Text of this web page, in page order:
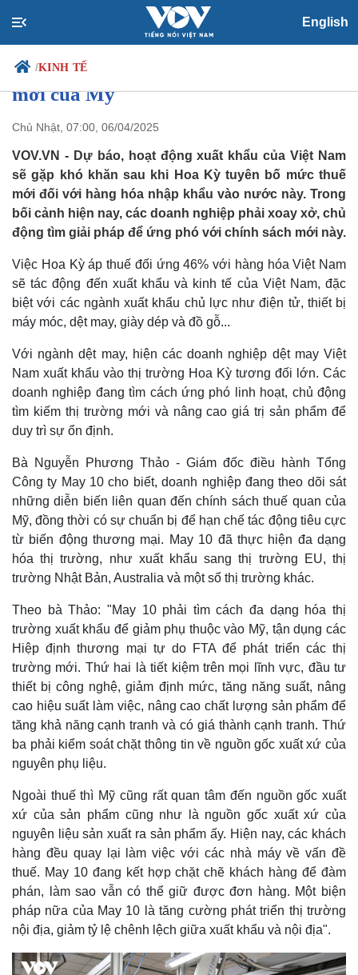
English
/KINH TẾ
Chính trị
Đảng
Tổ chức nhân sự
Quốc hội
Nhận diện sự thật
Xã hội
Tin 24h
Dự báo thời tiết
Giáo dục
Dấu ấn VOV
Việc làm
Biển đảo
Quan sát
Cuộc sống đó đây
Hồ sơ
Video
Ảnh
E-Magazine
Infographic
Doanh nghiệp dệt may, da giày tìm
giải pháp ứng phó với chính sách thuế
mới của Mỹ
Chủ Nhật, 07:00, 06/04/2025
VOV.VN - Dự báo, hoạt động xuất khẩu của Việt Nam
sẽ gặp khó khăn sau khi Hoa Kỳ tuyên bố mức thuế
mới đối với hàng hóa nhập khẩu vào nước này. Trong
bối cảnh hiện nay, các doanh nghiệp phải xoay xở, chủ
động tìm giải pháp để ứng phó với chính sách mới này.
Việc Hoa Kỳ áp thuế đối ứng 46% với hàng hóa Việt Nam
sẽ tác động đến xuất khẩu và kinh tế của Việt Nam, đặc
biệt với các ngành xuất khẩu chủ lực như điện tử, thiết bị
máy móc, dệt may, giày dép và đồ gỗ...
Với ngành dệt may, hiện các doanh nghiệp dệt may Việt
Nam xuất khẩu vào thị trường Hoa Kỳ tương đối lớn. Các
doanh nghiệp đang tìm cách ứng phó linh hoạt, chủ động
tìm kiếm thị trường mới và nâng cao giá trị sản phẩm để
duy trì sự ổn định.
Bà Nguyễn Phương Thảo - Giám đốc điều hành Tổng
Công ty May 10 cho biết, doanh nghiệp đang theo dõi sát
những diễn biến liên quan đến chính sách thuế quan của
Mỹ, đồng thời có sự chuẩn bị để hạn chế tác động tiêu cực
từ biến động thương mại. May 10 đã thực hiện đa dạng
hóa thị trường, như xuất khẩu sang thị trường EU, thị
trường Nhật Bản, Australia và một số thị trường khác.
Theo bà Thảo: "May 10 phải tìm cách đa dạng hóa thị
trường xuất khẩu để giảm phụ thuộc vào Mỹ, tận dụng các
Hiệp định thương mại tự do FTA để phát triển các thị
trường mới. Thứ hai là tiết kiệm trên mọi lĩnh vực, đầu tư
thiết bị công nghệ, giảm định mức, tăng năng suất, nâng
cao hiệu suất làm việc, nâng cao chất lượng sản phẩm để
tăng khả năng cạnh tranh và có giá thành cạnh tranh. Thứ
ba phải kiểm soát chặt thông tin về nguồn gốc xuất xứ của
nguyên phụ liệu.
Ngoài thuế thì Mỹ cũng rất quan tâm đến nguồn gốc xuất
xứ của sản phẩm cũng như là nguồn gốc xuất xứ của
nguyên liệu sản xuất ra sản phẩm ấy. Hiện nay, các khách
hàng đều quay lại làm việc với các nhà máy về vấn đề
thuế. May 10 đang kết hợp chặt chẽ khách hàng để đàm
phán, làm sao vẫn có thể giữ được đơn hàng. Một biện
pháp nữa của May 10 là tăng cường phát triển thị trường
nội địa, giảm tỷ lệ chênh lệch giữa xuất khẩu và nội địa".